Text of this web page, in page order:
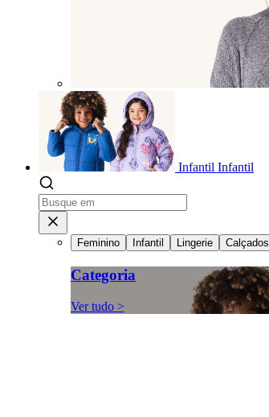
Infantil Infantil
Feminino Infantil Lingerie Calçados
Categoria
Ver tudo >